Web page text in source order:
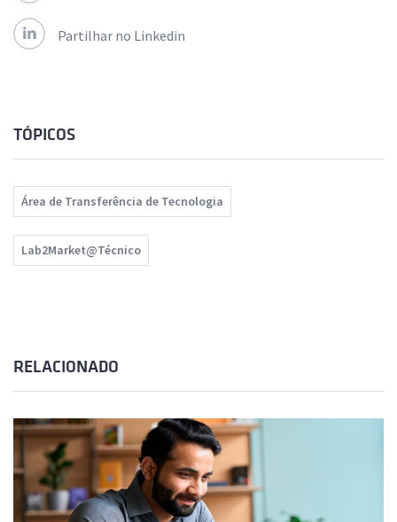
Partilhar no Linkedin
TÓPICOS
Área de Transferência de Tecnologia
Lab2Market@Técnico
RELACIONADO